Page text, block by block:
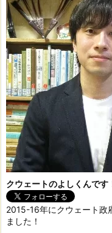
クウェートのよしくんです
2015-16年にクウェート政
ました！